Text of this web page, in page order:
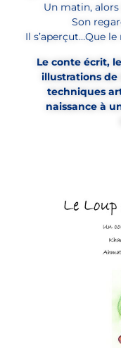
Un matin,
Son
Il s’aperçut…Que
Le conte écrit,
illustrations de
techniques
naissance à